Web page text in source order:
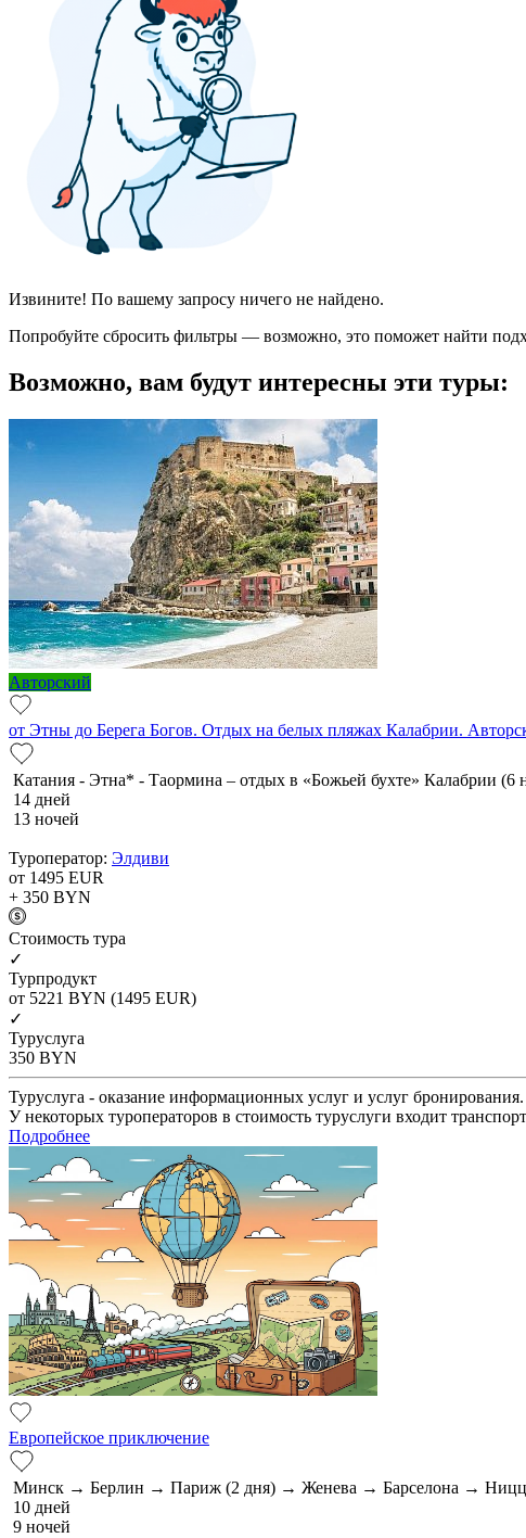
Извините! По вашему запросу ничего не найдено.
Попробуйте сбросить фильтры — возможно, это поможет найти
Возможно, вам будут интересны эти туры:
Авторский
от Этны до Берега Богов. Отдых на белых пляжах Калабрии.
Катания - Этна* - Таормина – отдых в «Божьей бухте» Калабрии
14 дней
13 ночей
Туроператор: Элдиви
от 1495 EUR
+ 350 BYN
Cтоимость тура
✓
Турпродукт
от 5221 BYN (1495 EUR)
✓
Туруслуга
350 BYN
Туруслуга - оказание информационных услуг и услуг бронирования.
У некоторых туроператоров в стоимость туруслуги входит
Подробнее
Европейское приключение
Минск → Берлин → Париж (2 дня) → Женева → Барселона →
10 дней
9 ночей